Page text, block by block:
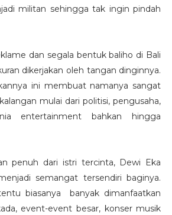
militan sehingga tak ingin pindah
dan segala bentuk baliho di Bali
dikerjakan oleh tangan dinginnya.
ini membuat namanya sangat
mulai dari politisi, pengusaha,
entertainment bahkan hingga
penuh dari istri tercinta, Dewi Eka
semangat tersendiri baginya.
biasanya banyak dimanfaatkan
event-event besar, konser musik